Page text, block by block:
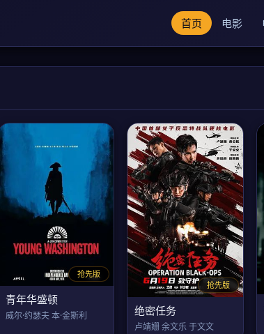
首页 电影
抢先版
青年华盛顿
威尔·约瑟夫 本·金斯利
抢先版
绝密任务
卢靖姗 余文乐 于文文